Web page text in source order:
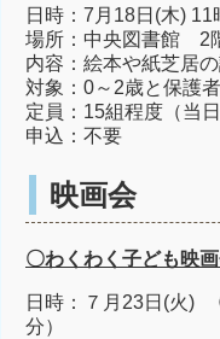
日時：7月18日(木) 11
場所：中央図書館 2
内容：絵本や紙芝居
対象：0～2歳と保護者
定員：15組程度（当日
申込：不要
映画会
〇わくわく子ども映
日時：７月23日(火
分）